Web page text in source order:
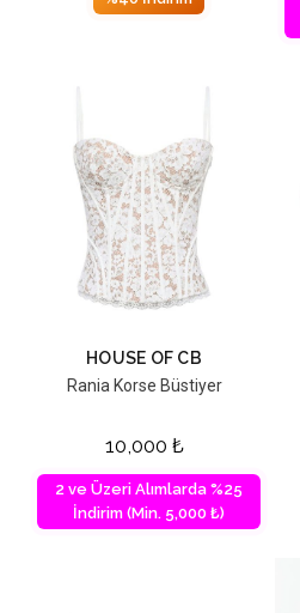
HOUSE OF CB
Rania Korse Büstiyer
10,000 ₺
2 ve Üzeri Alımlarda %25
İndirim (Min. 5,000 ₺)